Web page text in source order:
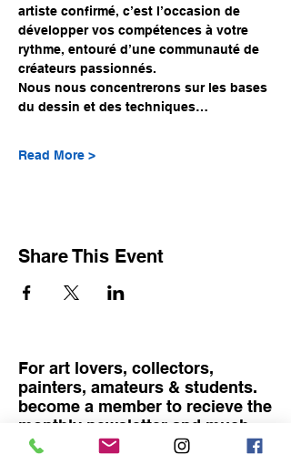
artiste confirmé, c’est l’occasion de
développer vos compétences à votre
rythme, entouré d’une communauté de
créateurs passionnés.
Nous nous concentrerons sur les bases
du dessin et des techniques…
Read More >
Share This Event
For art lovers, collectors,
painters, amateurs & students.
become a member to recieve the
monthly newsletter and much
more